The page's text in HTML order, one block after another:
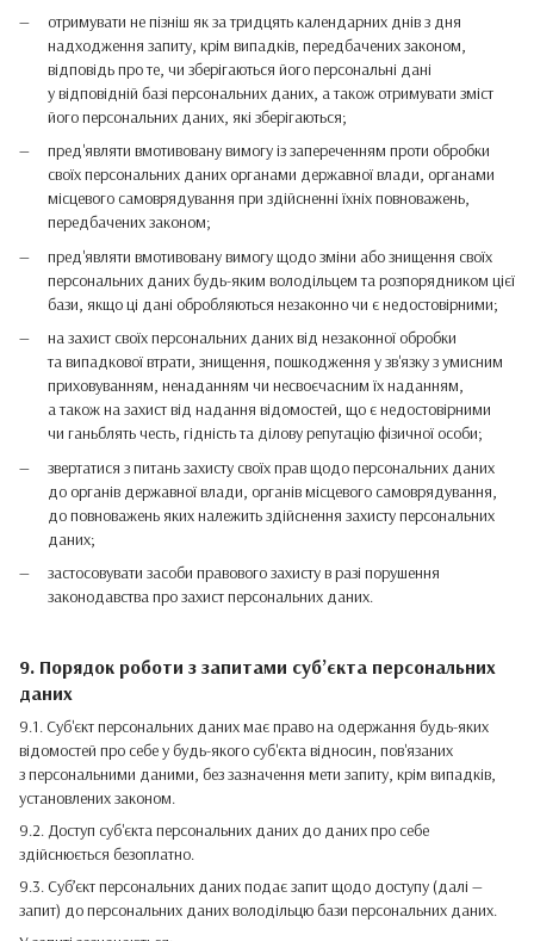
отримувати не пізніш як за тридцять календарних днів з дня
надходження запиту, крім випадків, передбачених законом,
відповідь про те, чи зберігаються його персональні дані
у відповідній базі персональних даних, а також отримувати зміст
його персональних даних, які зберігаються;
пред'являти вмотивовану вимогу із запереченням проти обробки
своїх персональних даних органами державної влади, органами
місцевого самоврядування при здійсненні їхніх повноважень,
передбачених законом;
пред'являти вмотивовану вимогу щодо зміни або знищення своїх
персональних даних будь-яким володільцем та розпорядником цієї
бази, якщо ці дані обробляються незаконно чи є недостовірними;
на захист своїх персональних даних від незаконної обробки
та випадкової втрати, знищення, пошкодження у зв'язку з умисним
приховуванням, ненаданням чи несвоєчасним їх наданням,
а також на захист від надання відомостей, що є недостовірними
чи ганьблять честь, гідність та ділову репутацію фізичної особи;
звертатися з питань захисту своїх прав щодо персональних даних
до органів державної влади, органів місцевого самоврядування,
до повноважень яких належить здійснення захисту персональних
даних;
застосовувати засоби правового захисту в разі порушення
законодавства про захист персональних даних.
9. Порядок роботи з запитами суб’єкта персональних
даних
9.1. Суб'єкт персональних даних має право на одержання будь-яких
відомостей про себе у будь-якого суб'єкта відносин, пов'язаних
з персональними даними, без зазначення мети запиту, крім випадків,
установлених законом.
9.2. Доступ суб'єкта персональних даних до даних про себе
здійснюється безоплатно.
9.3. Суб’єкт персональних даних подає запит щодо доступу (далі —
запит) до персональних даних володільцю бази персональних даних.